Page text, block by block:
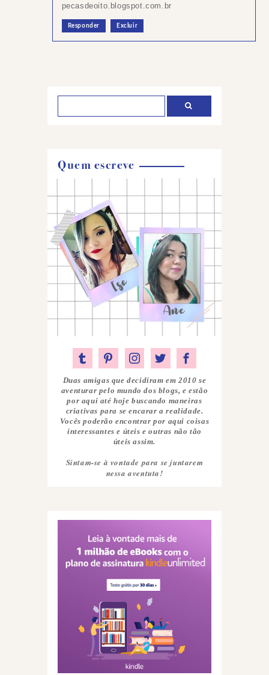
pecasdeoito.blogspot.com.br
Responder Excluir
Quem escreve
Duas amigas que decidiram em 2010 se
aventurar pelo mundo dos blogs, e estão
por aqui até hoje buscando maneiras
criativas para se encarar a realidade.
Vocês poderão encontrar por aqui coisas
interessantes e úteis e outras não tão
úteis assim.
Sintam-se à vontade para se juntarem
nessa aventuta!